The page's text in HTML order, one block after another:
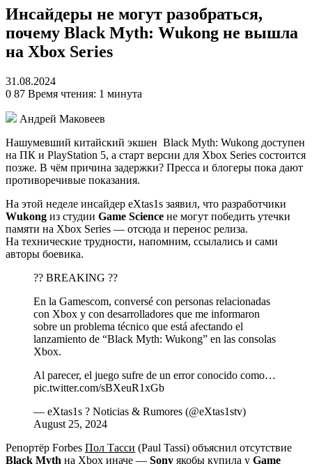
Инсайдеры не могут разобраться,
почему Black Myth: Wukong не вышла
на Xbox Series
31.08.2024
0 87 Время чтения: 1 минута
Андрей Маковеев
Нашумевший китайский экшен Black Myth: Wukong доступен
на ПК и PlayStation 5, а старт версии для Xbox Series состоится
позже. В чём причина задержки? Пресса и блогеры пока дают
противоречивые показания.
На этой неделе инсайдер eXtas1s заявил, что разработчики
Wukong из студии Game Science не могут победить утечки
памяти на Xbox Series — отсюда и перенос релиза.
На технические трудности, напомним, ссылались и сами
авторы боевика.
?? BREAKING ??
En la Gamescom, conversé con personas relacionadas
con Xbox y con desarrolladores que me informaron
sobre un problema técnico que está afectando el
lanzamiento de “Black Myth: Wukong” en las consolas
Xbox.
Al parecer, el juego sufre de un error conocido como…
pic.twitter.com/sBXeuR1xGb
— eXtas1s ? Noticias & Rumores (@eXtas1stv)
August 25, 2024
Репортёр Forbes Пол Тасси (Paul Tassi) объяснил отсутствие
Black Myth на Xbox иначе — Sony якобы купила у Game